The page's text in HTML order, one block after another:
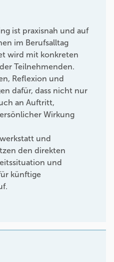
ist praxisnah und auf
im Berufsalltag
wird mit konkreten
Teilnehmenden.
Reflexion und
dafür, dass nicht nur
an Auftritt,
Wirkung
und
den direkten
und
künftige